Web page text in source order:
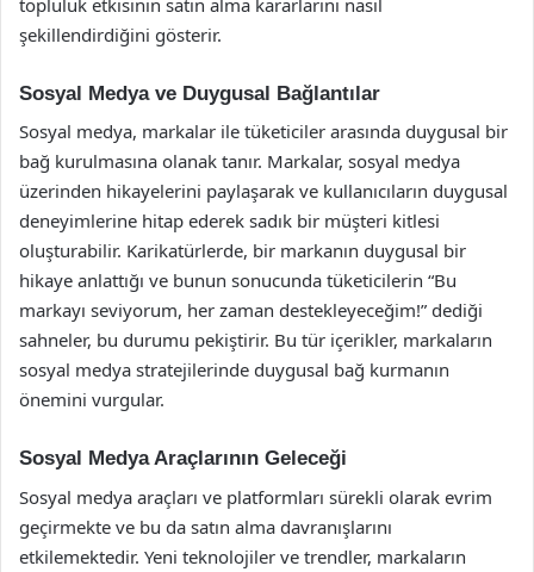
şekillendirdiğini gösterir.
Sosyal Medya ve Duygusal Bağlantılar
Sosyal medya, markalar ile tüketiciler arasında duygusal bir
bağ kurulmasına olanak tanır. Markalar, sosyal medya
üzerinden hikayelerini paylaşarak ve kullanıcıların duygusal
deneyimlerine hitap ederek sadık bir müşteri kitlesi
oluşturabilir. Karikatürlerde, bir markanın duygusal bir
hikaye anlattığı ve bunun sonucunda tüketicilerin “Bu
markayı seviyorum, her zaman destekleyeceğim!” dediği
sahneler, bu durumu pekiştirir. Bu tür içerikler, markaların
sosyal medya stratejilerinde duygusal bağ kurmanın
önemini vurgular.
Sosyal Medya Araçlarının Geleceği
Sosyal medya araçları ve platformları sürekli olarak evrim
geçirmekte ve bu da satın alma davranışlarını
etkilemektedir. Yeni teknolojiler ve trendler, markaların